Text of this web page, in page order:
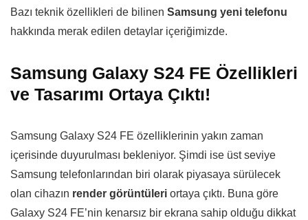
Bazı teknik özellikleri de bilinen Samsung yeni telefonu
hakkında merak edilen detaylar içeriğimizde.
Samsung Galaxy S24 FE Özellikleri
ve Tasarımı Ortaya Çıktı!
Samsung Galaxy S24 FE özelliklerinin yakın zaman
içerisinde duyurulması bekleniyor. Şimdi ise üst seviye
Samsung telefonlarından biri olarak piyasaya sürülecek
olan cihazın render görüntüleri ortaya çıktı. Buna göre
Galaxy S24 FE’nin kenarsız bir ekrana sahip olduğu dikkat